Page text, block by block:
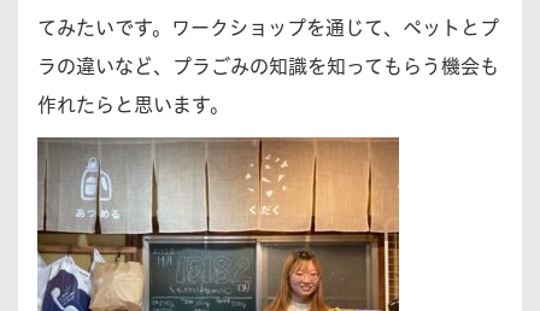
てみたいです。ワークショップを通じて、ペットとプ
ラの違いなど、プラごみの知識を知ってもらう機会も
作れたらと思います。